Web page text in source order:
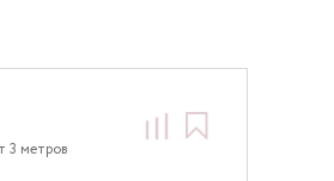
3 метров